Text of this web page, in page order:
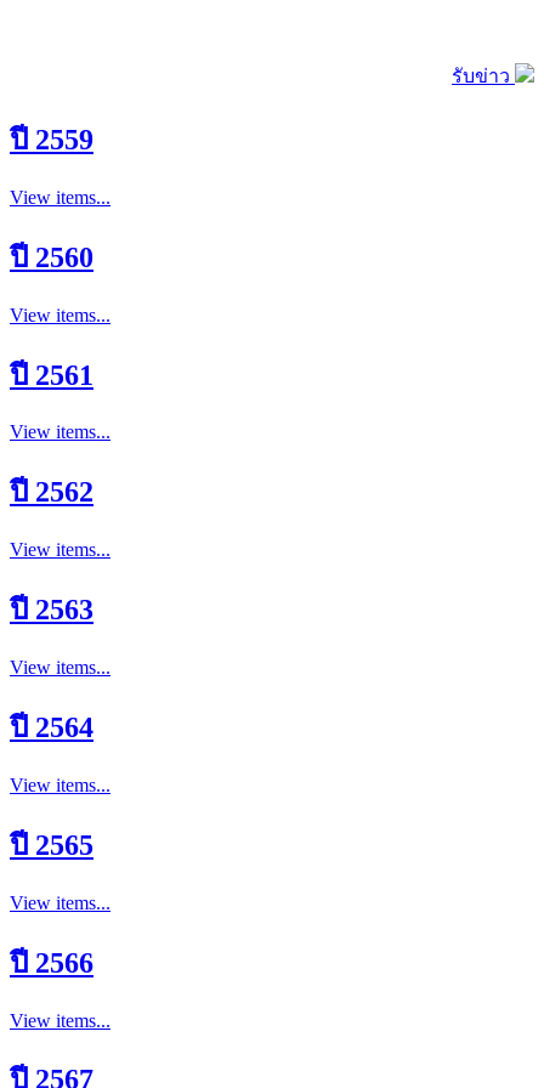
รับข่าว
ปี 2559
View items...
ปี 2560
View items...
ปี 2561
View items...
ปี 2562
View items...
ปี 2563
View items...
ปี 2564
View items...
ปี 2565
View items...
ปี 2566
View items...
ปี 2567